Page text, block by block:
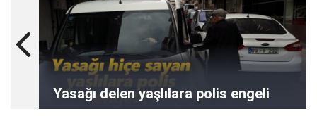
Yasağı delen yaşlılara polis engeli